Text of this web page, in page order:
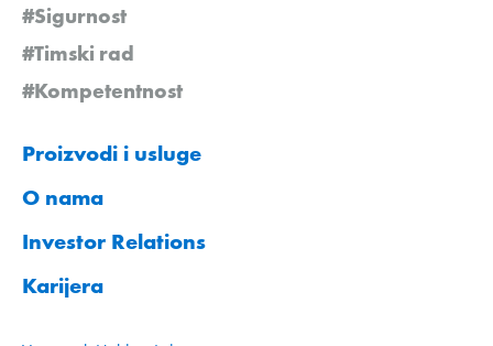
#Sigurnost
#Timski rad
#Kompetentnost
Proizvodi i usluge
O nama
Investor Relations
Karijera